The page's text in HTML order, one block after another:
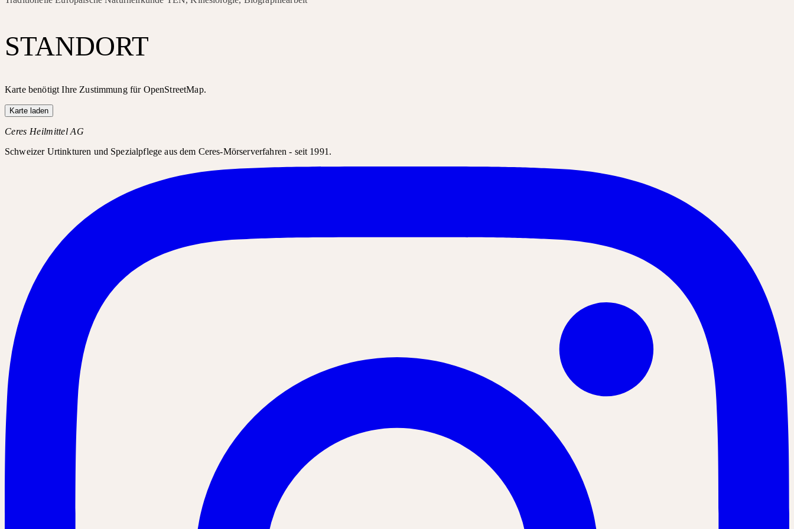
STANDORT
Karte benötigt Ihre Zustimmung für OpenStreetMap.
Karte laden
Ceres Heilmittel AG
Schweizer Urtinkturen und Spezialpflege aus dem Ceres-Mörserverfahren - seit 1991.